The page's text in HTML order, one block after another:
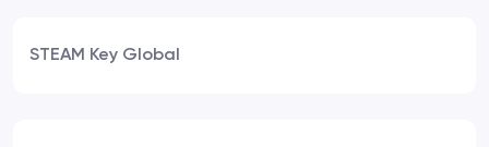
STEAM Key Global